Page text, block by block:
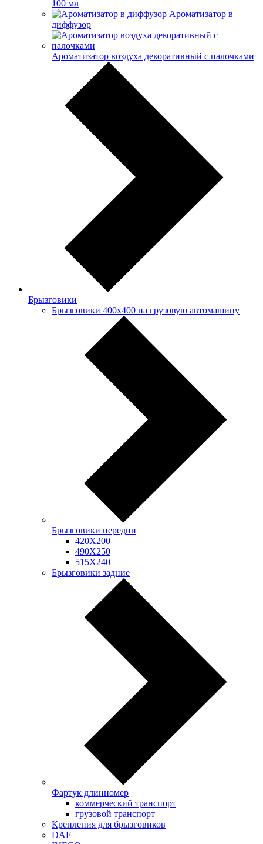
100 мл
Ароматизатор в
диффузор
Ароматизатор воздуха декоративный с палочками
Брызговики
Брызговики 400х400 на грузовую автомашину
Брызговики передни
420Х200
490Х250
515Х240
Брызговики задние
Фартук длинномер
коммерческий транспорт
грузовой транспорт
Крепления для брызговиков
DAF